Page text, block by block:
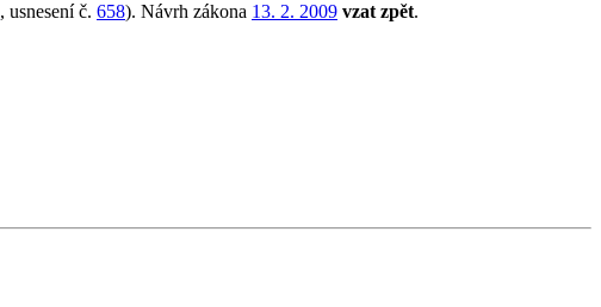
, usnesení č. 658). Návrh zákona 13. 2. 2009 vzat zpět.